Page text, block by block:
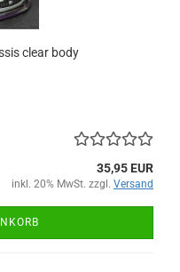
clear body
35,95 EUR
inkl. 20% MwSt. zzgl. Versand